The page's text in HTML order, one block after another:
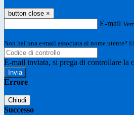
button close ×
E-mail
Non hai una e-mail associata al nome utente?
E-mail inviata, si prega di controllare la
Errore
Chiudi
Successo